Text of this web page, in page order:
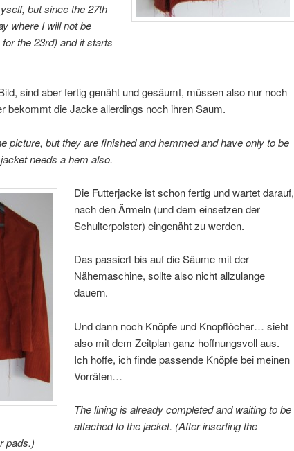
but since the 27th
where I will not be
the 23rd) and it starts
sind aber fertig genäht und gesäumt, müssen also nur noch
bekommt die Jacke allerdings noch ihren Saum.
picture, but they are finished and hemmed and have only to be
needs a hem also.
Die Futterjacke ist schon fertig und wartet darauf,
nach den Ärmeln (und dem einsetzen der
Schulterpolster) eingenäht zu werden.
Das passiert bis auf die Säume mit der
Nähemaschine, sollte also nicht allzulange
dauern.
Und dann noch Knöpfe und Knopflöcher… sieht
also mit dem Zeitplan ganz hoffnungsvoll aus.
Ich hoffe, ich finde passende Knöpfe bei meinen
Vorräten…
The lining is already completed and waiting to be
attached to the jacket. (After inserting the
pads.)